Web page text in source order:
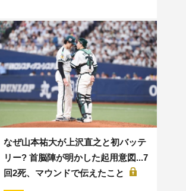
なぜ山本祐大が上沢直之と初バッテ
リー? 首脳陣が明かした起用意図...7
回2死、マウンドで伝えたこと